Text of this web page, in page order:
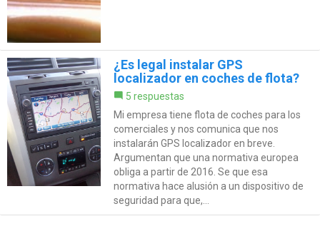
¿Es legal instalar GPS
localizador en coches de flota?
5 respuestas
Mi empresa tiene flota de coches para los
comerciales y nos comunica que nos
instalarán GPS localizador en breve.
Argumentan que una normativa europea
obliga a partir de 2016. Se que esa
normativa hace alusión a un dispositivo de
seguridad para que,...